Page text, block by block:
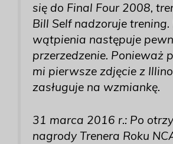
się do Final Four 2008,
Bill Self nadzoruje trening.
wątpienia następuje
przerzedzenie. Ponieważ
mi pierwsze zdjęcie z
zasługuje na wzmiankę.
31 marca 2016 r.: Po
nagrody Trenera Roku